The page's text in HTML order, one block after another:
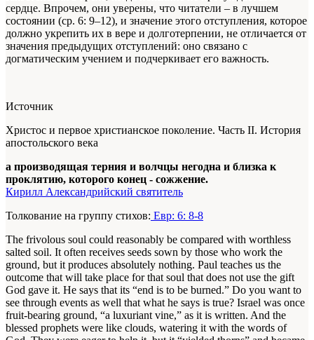
сердце. Впрочем, они уверены, что читатели – в лучшем
состоянии (ср. 6: 9–12), и значение этого отступления, которое
должно укрепить их в вере и долготерпении, не отличается от
значения предыдущих отступлений: оно связано с
догматическим учением и подчеркивает его важность.
Источник
Христос и первое христианское поколение. Часть II. История
апостольского века
а производящая терния и волчцы негодна и близка к
проклятию, которого конец - сожжение.
Кирилл Александрийский святитель
Толкование на группу стихов: Евр: 6: 8-8
The frivolous soul could reasonably be compared with worthless
salted soil. It often receives seeds sown by those who work the
ground, but it produces absolutely nothing. Paul teaches us the
outcome that will take place for that soul that does not use the gift
God gave it. He says that its “end is to be burned.” Do you want to
see through events as well that what he says is true? Israel was once
fruit-bearing ground, “a luxuriant vine,” as it is written. And the
blessed prophets were like clouds, watering it with the words of